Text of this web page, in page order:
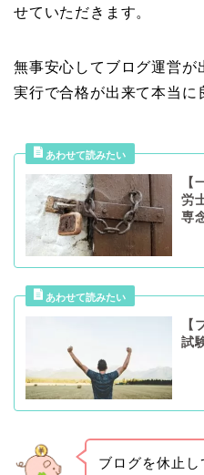
せていただきます。
無事安心してブログ運営が
実行で合格が出来て本当に
【
労
専
【
試
ブログを休止